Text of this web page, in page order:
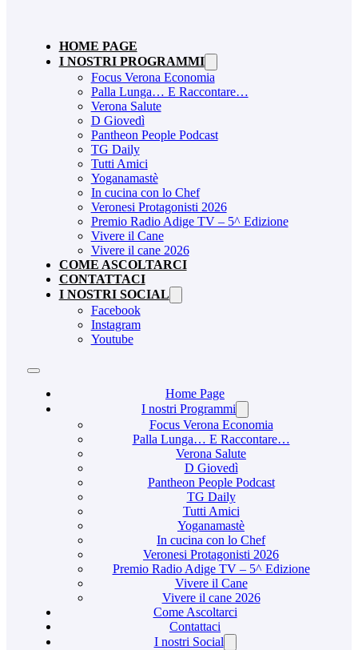
HOME PAGE
I NOSTRI PROGRAMMI
Focus Verona Economia
Palla Lunga… E Raccontare…
Verona Salute
D Giovedì
Pantheon People Podcast
TG Daily
Tutti Amici
Yoganamastè
In cucina con lo Chef
Veronesi Protagonisti 2026
Premio Radio Adige TV – 5^ Edizione
Vivere il Cane
Vivere il cane 2026
COME ASCOLTARCI
CONTATTACI
I NOSTRI SOCIAL
Facebook
Instagram
Youtube
Home Page
I nostri Programmi
Focus Verona Economia
Palla Lunga… E Raccontare…
Verona Salute
D Giovedì
Pantheon People Podcast
TG Daily
Tutti Amici
Yoganamastè
In cucina con lo Chef
Veronesi Protagonisti 2026
Premio Radio Adige TV – 5^ Edizione
Vivere il Cane
Vivere il cane 2026
Come Ascoltarci
Contattaci
I nostri Social